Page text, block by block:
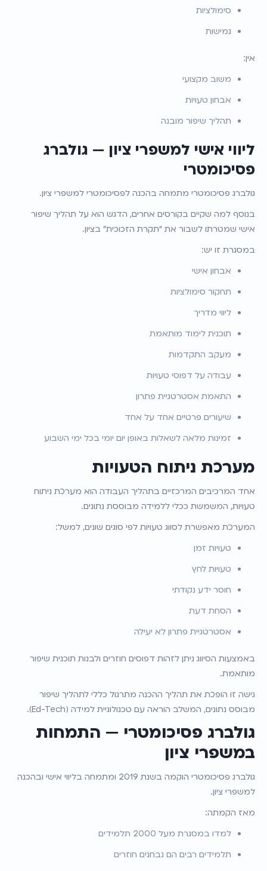
סימולציות
גמישות
אין:
משוב מקצועי
אבחון טעויות
תהליך שיפור מובנה
ליווי אישי למשפרי ציון — גולברג
פסיכומטרי
גולברג פסיכומטרי מתמחה בהכנה לפסיכומטרי למשפרי ציון.
בנוסף למה שקיים בקורסים אחרים, הדגש הוא על תהליך שיפור
אישי שמטרתו לשבור את “תקרת הזכוכית” בציון.
במסגרת זו יש:
אבחון אישי
תחקור סימולציות
ליווי מדריך
תוכנית לימוד מותאמת
מעקב התקדמות
עבודה על דפוסי טעויות
התאמת אסטרטגיית פתרון
שיעורים פרטיים אחד על אחד
זמינות מלאה לשאלות באופן יום יומי בכל ימי השבוע
מערכת ניתוח הטעויות
אחד המרכיבים המרכזיים בתהליך העבודה הוא מערכת ניתוח
טעויות, המשמשת ככלי ללמידה מבוססת נתונים.
המערכת מאפשרת לסווג טעויות לפי סוגים שונים, למשל:
טעויות זמן
טעויות לחץ
חוסר ידע נקודתי
הסחת דעת
אסטרטגיית פתרון לא יעילה
באמצעות הסיווג ניתן לזהות דפוסים חוזרים ולבנות תוכנית שיפור
מותאמת.
גישה זו הופכת את תהליך ההכנה מתרגול כללי לתהליך שיפור
מבוסס נתונים, המשלב הוראה עם טכנולוגיית למידה (Ed-Tech).
גולברג פסיכומטרי — התמחות
במשפרי ציון
גולברג פסיכומטרי הוקמה בשנת 2019 ומתמחה בליווי אישי ובהכנה
למשפרי ציון.
מאז הקמתה:
למדו במסגרת מעל 2000 תלמידים
תלמידים רבים הם נבחנים חוזרים